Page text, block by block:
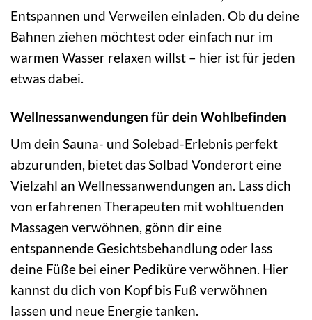
Entspannen und Verweilen einladen. Ob du deine
Bahnen ziehen möchtest oder einfach nur im
warmen Wasser relaxen willst – hier ist für jeden
etwas dabei.
Wellnessanwendungen für dein Wohlbefinden
Um dein Sauna- und Solebad-Erlebnis perfekt
abzurunden, bietet das Solbad Vonderort eine
Vielzahl an Wellnessanwendungen an. Lass dich
von erfahrenen Therapeuten mit wohltuenden
Massagen verwöhnen, gönn dir eine
entspannende Gesichtsbehandlung oder lass
deine Füße bei einer Pediküre verwöhnen. Hier
kannst du dich von Kopf bis Fuß verwöhnen
lassen und neue Energie tanken.